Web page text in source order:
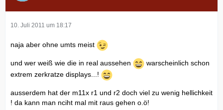
10. Juli 2011 um 18:17
naja aber ohne umts meist
und wer weiß wie die in real aussehen
warscheinlich schon
extrem zerkratze displays...!
ausserdem hat der m11x r1 und r2 doch viel zu wenig hellichkeit
! da kann man nciht mal mit raus gehen o.ö!